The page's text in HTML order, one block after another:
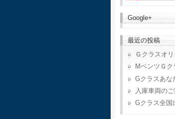
Google+
最近の投稿
Ｇクラスオ
MベンツＧ
Gクラスあな
入庫車両の
Gクラス全国